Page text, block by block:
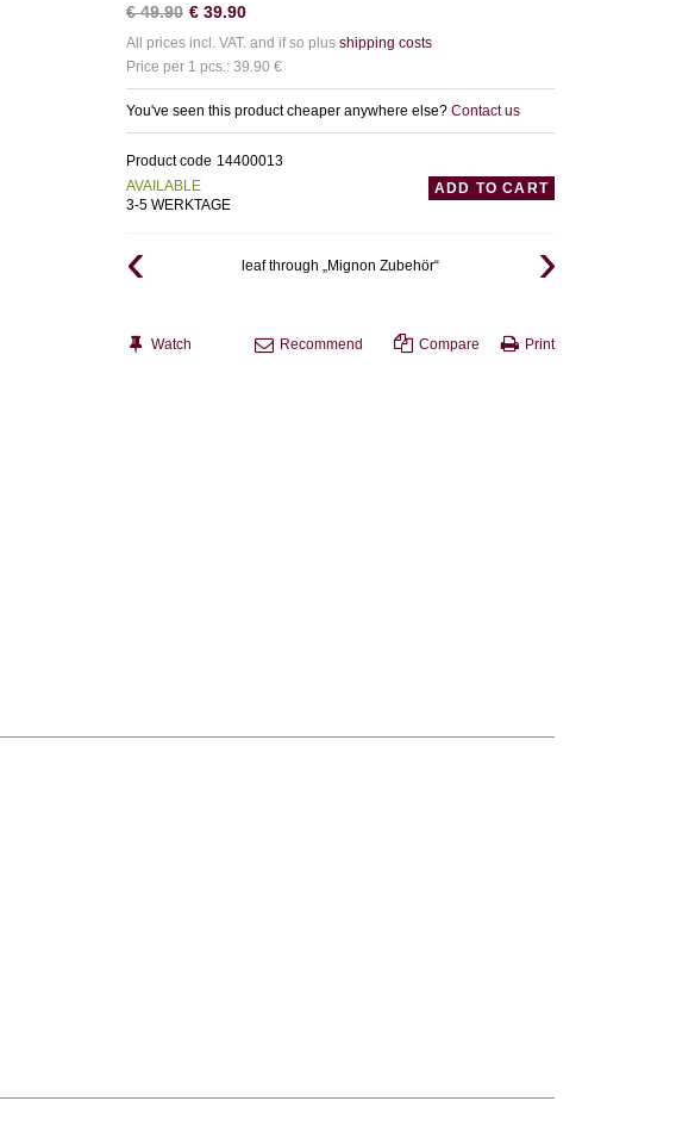
€49.90 € 39.90
All prices incl. VAT. and if so plus shipping costs
Price per 1 pcs.: 39.90 €
You've seen this product cheaper anywhere else? Contact us
Product code 14400013
AVAILABLE
3-5 WERKTAGE
ADD TO CART
leaf through „Mignon Zubehör“
Watch Recommend Compare Print